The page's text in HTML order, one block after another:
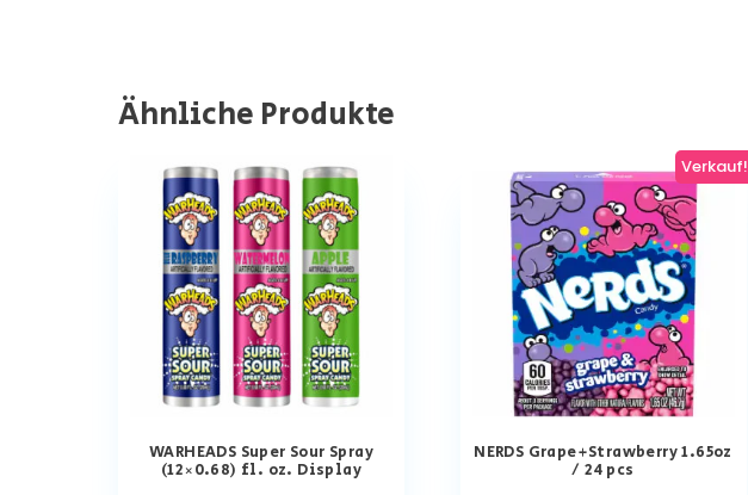
Ähnliche Produkte
WARHEADS Super Sour Spray
(12×0.68) fl. oz. Display
Verkauf!
NERDS Grape+Strawberry 1.65oz
/ 24 pcs